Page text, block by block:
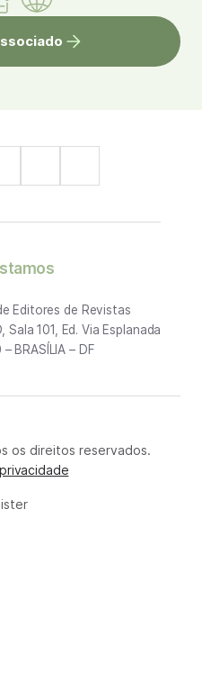
Editores de Revistas
101, Ed. Via Esplanada
BRASÍLIA – DF
os direitos reservados.